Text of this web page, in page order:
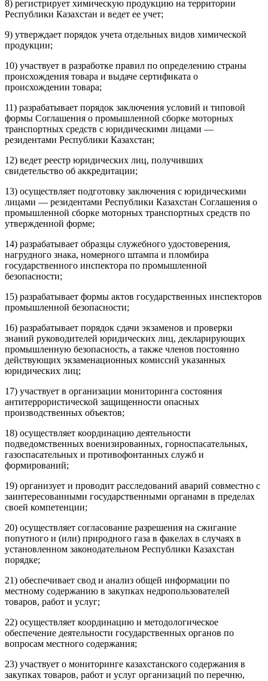
8) регистрирует химическую продукцию на территории
Республики Казахстан и ведет ее учет;
9) утверждает порядок учета отдельных видов химической
продукции;
10) участвует в разработке правил по определению страны
происхождения товара и выдаче сертификата о
происхождении товара;
11) разрабатывает порядок заключения условий и типовой
формы Соглашения о промышленной сборке моторных
транспортных средств с юридическими лицами —
резидентами Республики Казахстан;
12) ведет реестр юридических лиц, получивших
свидетельство об аккредитации;
13) осуществляет подготовку заключения с юридическими
лицами — резидентами Республики Казахстан Соглашения о
промышленной сборке моторных транспортных средств по
утвержденной форме;
14) разрабатывает образцы служебного удостоверения,
нагрудного знака, номерного штампа и пломбира
государственного инспектора по промышленной
безопасности;
15) разрабатывает формы актов государственных инспекторов
промышленной безопасности;
16) разрабатывает порядок сдачи экзаменов и проверки
знаний руководителей юридических лиц, декларирующих
промышленную безопасность, а также членов постоянно
действующих экзаменационных комиссий указанных
юридических лиц;
17) участвует в организации мониторинга состояния
антитеррористической защищенности опасных
производственных объектов;
18) осуществляет координацию деятельности
подведомственных военизированных, горноспасательных,
газоспасательных и противофонтанных служб и
формирований;
19) организует и проводит расследований аварий совместно с
заинтересованными государственными органами в пределах
своей компетенции;
20) осуществляет согласование разрешения на сжигание
попутного и (или) природного газа в факелах в случаях в
установленном законодательном Республики Казахстан
порядке;
21) обеспечивает свод и анализ общей информации по
местному содержанию в закупках недропользователей
товаров, работ и услуг;
22) осуществляет координацию и методологическое
обеспечение деятельности государственных органов по
вопросам местного содержания;
23) участвует о мониторинге казахстанского содержания в
закупках товаров, работ и услуг организаций по перечню,